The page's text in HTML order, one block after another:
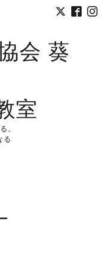
会 葵
室
。
る